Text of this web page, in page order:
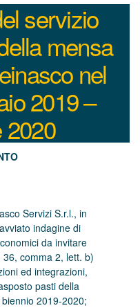
servizio
mensa
nel
2019 –
2020
Servizi S.r.l., in
indagine di
da invitare
36, comma 2, lett. b)
ed integrazioni,
pasti della
biennio 2019-2020;